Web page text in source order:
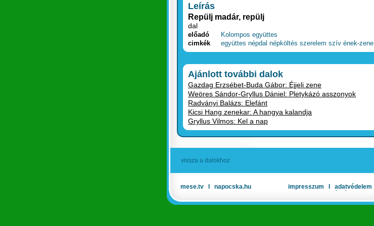
Leírás
Repülj madár, repülj
dal
előadó
Kolompos együttes
cimkék
együttes népdal népköltés szerelem szív ének-zene
Ajánlott további dalok
Gazdag Erzsébet-Buda Gábor: Éjjeli zene
Weöres Sándor-Gryllus Dániel: Pletykázó asszonyok
Radványi Balázs: Elefánt
Kicsi Hang zenekar: A hangya kalandja
Gryllus Vilmos: Kel a nap
vissza a dalokhoz
mese.tv napocska.hu impresszum adatvédelem